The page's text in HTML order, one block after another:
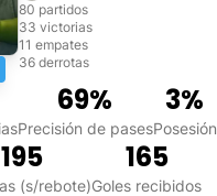
80 partidos
33 victorias
11 empates
36 derrotas
69%
Precisión de pases
3%
Posesión
195
(s/rebote)
165
Goles recibidos